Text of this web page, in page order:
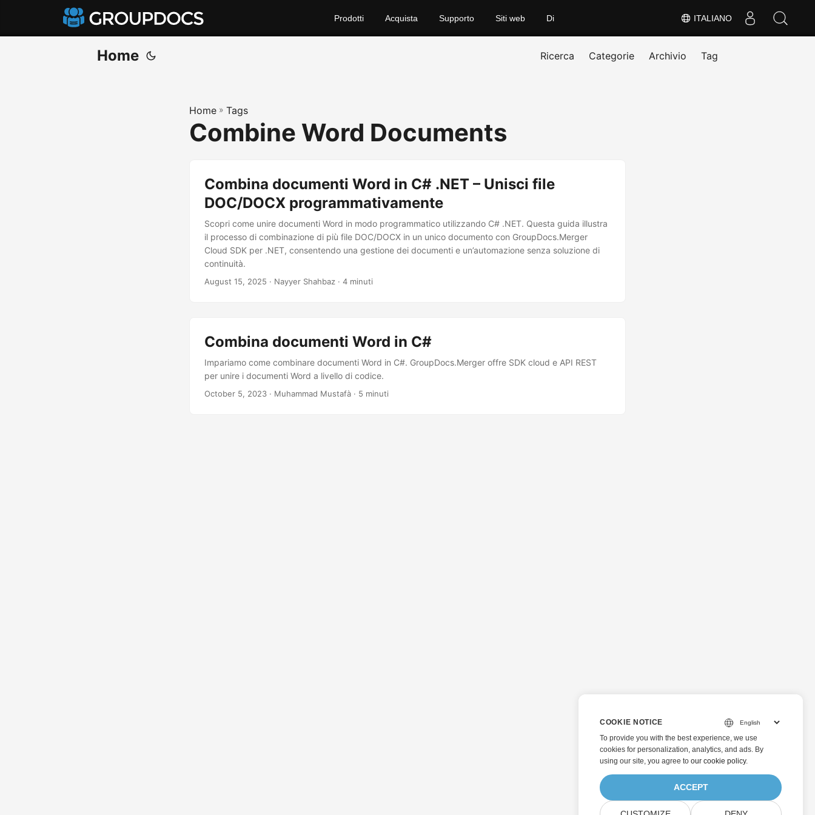
ITALIANO
Prodotti Acquista Supporto Siti web Di
Home Ricerca Categorie Archivio Tag
Home » Tags
Combine Word Documents
Combina documenti Word in C# .NET – Unisci file
DOC/DOCX programmativamente
Scopri come unire documenti Word in modo programmatico utilizzando C# .NET. Questa guida illustra
il processo di combinazione di più file DOC/DOCX in un unico documento con GroupDocs.Merger
Cloud SDK per .NET, consentendo una gestione dei documenti e un’automazione senza soluzione di
continuità.
August 15, 2025 · Nayyer Shahbaz · 4 minuti
Combina documenti Word in C#
Impariamo come combinare documenti Word in C#. GroupDocs.Merger offre SDK cloud e API REST
per unire i documenti Word a livello di codice.
October 5, 2023 · Muhammad Mustafà · 5 minuti
COOKIE NOTICE
To provide you with the best experience, we use
cookies for personalization, analytics, and ads. By
using our site, you agree to our cookie policy.
ACCEPT